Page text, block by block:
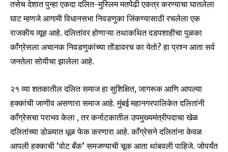
तसेच देशात पुन्हा एकदा दलित-मुस्लिम मतपेढी एकत्र करण्याचा घातलेला
घाट म्हणजे आगामी विधानसभा निवडणुका जिंकण्यासाठी रचलेला एक
राजकीय व्यूह आहे. दलितांवर होणाऱ्या तथाकथित दडपशाहीचा पुळका
काँग्रेसला अचानक निवडणुकांच्या तोंडावरच का येतो? हा प्रश्न आता सर्व
जनतेला सोयीचा झालेला आहे.
२१ व्या शतकातील दलित समाज हा सुशिक्षित, जागरूक आणि आपल्या
हक्कांची जाणीव असणारा समाज आहे. मुंबई महानगरपालिकेत दलितांनी
काँग्रेसचा पराभव केला , तर कर्नाटकातील उपमुख्यमंत्रीपदाचा खेळ
दलितांच्या डोळ्यात धूळ फेक करणारा आहे. काँग्रेसने दलितांना केवळ
आपली हक्काची ‘वोट बँक’ समजण्याची चूक आता थांबवली पाहिजे. जोपर्यंत